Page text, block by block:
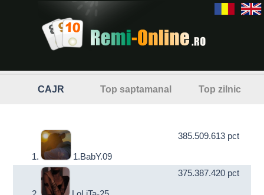
CAJR Top saptamanal Top zilnic
1. 1.BabY.09
385.509.613 pct
375.387.420 pct